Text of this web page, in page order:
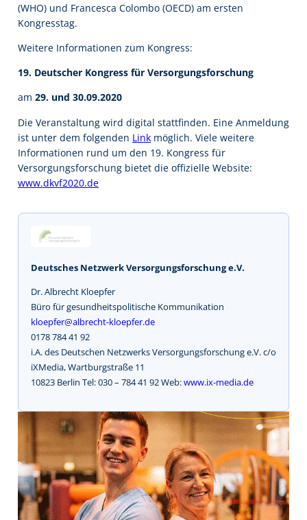
(WHO) und Francesca Colombo (OECD) am ersten
Kongresstag.
Weitere Informationen zum Kongress:
19. Deutscher Kongress für Versorgungsforschung
am 29. und 30.09.2020
Die Veranstaltung wird digital stattfinden. Eine Anmeldung
ist unter dem folgenden Link möglich. Viele weitere
Informationen rund um den 19. Kongress für
Versorgungsforschung bietet die offizielle Website:
www.dkvf2020.de
Deutsches Netzwerk Versorgungsforschung e.V.
Dr. Albrecht Kloepfer
Büro für gesundheitspolitische Kommunikation
kloepfer@albrecht-kloepfer.de
0178 784 41 92
i.A. des Deutschen Netzwerks Versorgungsforschung e.V. c/o
iXMedia, Wartburgstraße 11
10823 Berlin Tel: 030 – 784 41 92 Web:www.ix-media.de